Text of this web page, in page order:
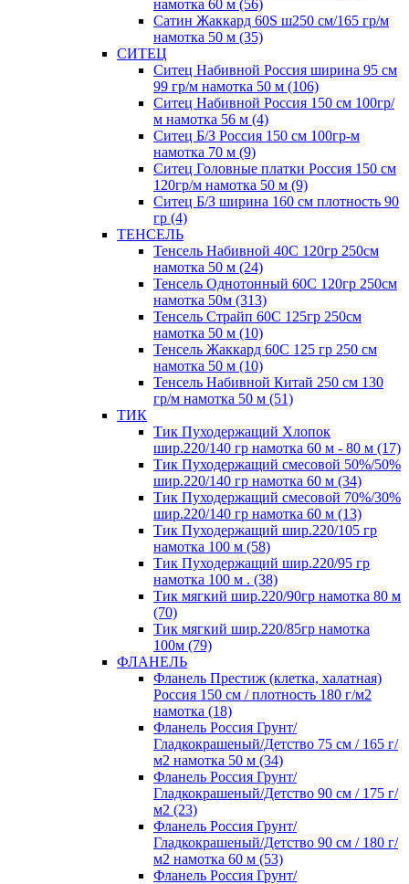
намотка 60 м (56)
Сатин Жаккард 60S ш250 см/165 гр/м
намотка 50 м (35)
СИТЕЦ
Ситец Набивной Россия ширина 95 см
99 гр/м намотка 50 м (106)
Ситец Набивной Россия 150 см 100гр/
м намотка 56 м (4)
Ситец Б/З Россия 150 см 100гр-м
намотка 70 м (9)
Ситец Головные платки Россия 150 см
120гр/м намотка 50 м (9)
Ситец Б/З ширина 160 см плотность 90
гр (4)
ТЕНСЕЛЬ
Тенсель Набивной 40С 120гр 250см
намотка 50 м (24)
Тенсель Однотонный 60С 120гр 250см
намотка 50м (313)
Тенсель Страйп 60С 125гр 250см
намотка 50 м (10)
Тенсель Жаккард 60С 125 гр 250 см
намотка 50 м (10)
Тенсель Набивной Китай 250 см 130
гр/м намотка 50 м (51)
ТИК
Тик Пуходержащий Хлопок
шир.220/140 гр намотка 60 м - 80 м (17)
Тик Пуходержащий смесовой 50%/50%
шир.220/140 гр намотка 60 м (34)
Тик Пуходержащий смесовой 70%/30%
шир.220/140 гр намотка 60 м (13)
Тик Пуходержащий шир.220/105 гр
намотка 100 м (58)
Тик Пуходержащий шир.220/95 гр
намотка 100 м . (38)
Тик мягкий шир.220/90гр намотка 80 м
(70)
Тик мягкий шир.220/85гр намотка
100м (79)
ФЛАНЕЛЬ
Фланель Престиж (клетка, халатная)
Россия 150 см / плотность 180 г/м2
намотка (18)
Фланель Россия Грунт/
Гладкокрашеный/Детство 75 см / 165 г/
м2 намотка 50 м (34)
Фланель Россия Грунт/
Гладкокрашеный/Детство 90 см / 175 г/
м2 (23)
Фланель Россия Грунт/
Гладкокрашеный/Детство 90 см / 180 г/
м2 намотка 60 м (53)
Фланель Россия Грунт/